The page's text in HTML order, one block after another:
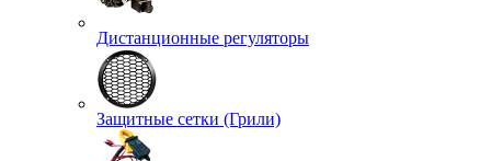
Дистанционные регуляторы
Защитные сетки (Грили)